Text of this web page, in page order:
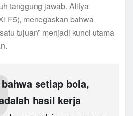
tanggung jawab. Alifya
F5), menegaskan bahwa
tujuan” menjadi kunci utama
setiap bola,
hasil kerja